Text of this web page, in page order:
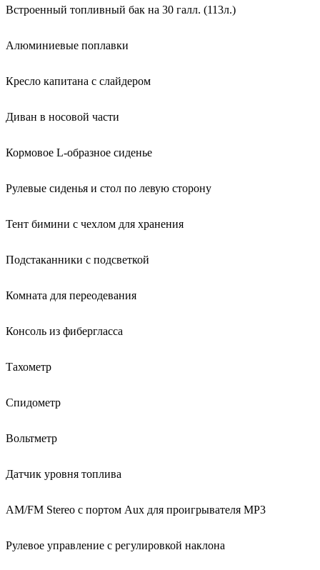
Встроенный топливный бак на 30 галл. (113л.)
Алюминиевые поплавки
Кресло капитана с слайдером
Диван в носовой части
Кормовое L-образное сиденье
Рулевые сиденья и стол по левую сторону
Тент бимини с чехлом для хранения
Подстаканники с подсветкой
Комната для переодевания
Консоль из фибергласса
Тахометр
Спидометр
Вольтметр
Датчик уровня топлива
AM/FM Stereo с портом Aux для проигрывателя MP3
Рулевое управление с регулировкой наклона